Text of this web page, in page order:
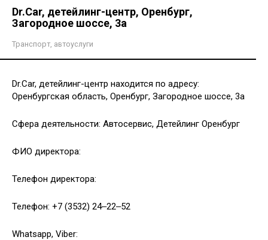
Dr.Car, детейлинг-центр, Оренбург,
Загородное шоссе, 3а
Транспорт, автоуслуги
Dr.Car, детейлинг-центр находится по адресу:
Оренбургская область, Оренбург, Загородное шоссе, 3а
Сфера деятельности: Автосервис, Детейлинг Оренбург
ФИО директора:
Телефон директора:
Телефон: +7 (3532) 24‒22‒52
Whatsapp, Viber: